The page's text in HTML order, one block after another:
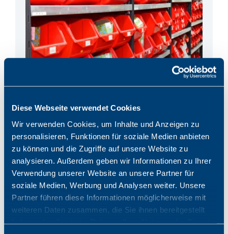
Diese Webseite verwendet Cookies
Wir verwenden Cookies, um Inhalte und Anzeigen zu
personalisieren, Funktionen für soziale Medien anbieten
zu können und die Zugriffe auf unsere Website zu
analysieren. Außerdem geben wir Informationen zu Ihrer
Verwendung unserer Website an unsere Partner für
soziale Medien, Werbung und Analysen weiter. Unsere
Partner führen diese Informationen möglicherweise mit
weiteren Daten zusammen, die Sie ihnen bereitgestellt
Horsch Elektronische Bauteile
& Systemkomponenten vom
Hersteller: Ihre Vorteile
• elektr. Bauelemente konzipiert für Ihre